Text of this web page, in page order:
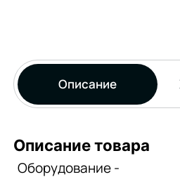
Описание
Описание товара
Оборудование -